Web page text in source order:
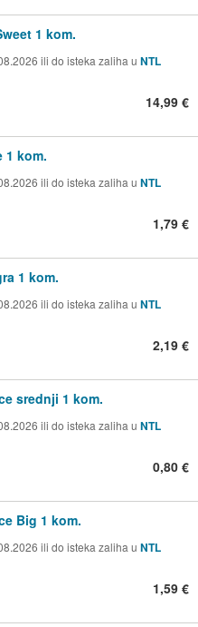
1 kom.
ili do isteka zaliha u NTL
14,99 €
1 kom.
ili do isteka zaliha u NTL
1,79 €
1 kom.
ili do isteka zaliha u NTL
2,19 €
srednji 1 kom.
ili do isteka zaliha u NTL
0,80 €
Big 1 kom.
ili do isteka zaliha u NTL
1,59 €